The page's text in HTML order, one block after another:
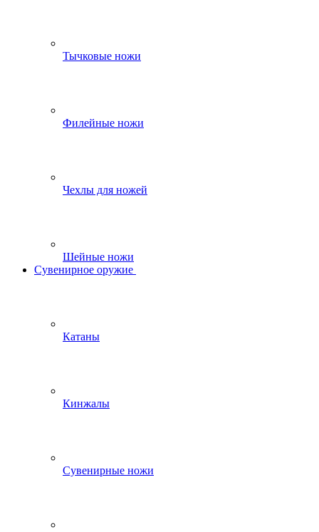
Тычковые ножи
Филейные ножи
Чехлы для ножей
Шейные ножи
Сувенирное оружие
Катаны
Кинжалы
Сувенирные ножи